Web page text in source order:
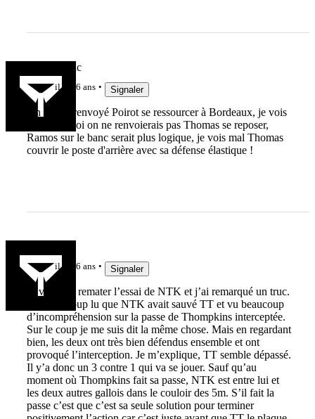
Noir&Blanc
il y a 6 ans Signaler
On a bien renvoyé Poirot se ressourcer à Bordeaux, je vois
pas pourquoi on ne renvoierais pas Thomas se reposer,
Ramos sur le banc serait plus logique, je vois mal Thomas
couvrir le poste d'arrière avec sa défense élastique !
il y a 6 ans Signaler
Je viens de remater l’essai de NTK et j’ai remarqué un truc.
J’ai beaucoup lu que NTK avait sauvé TT et vu beaucoup
d’incompréhension sur la passe de Thompkins interceptée.
Sur le coup je me suis dit la même chose. Mais en regardant
bien, les deux ont très bien défendus ensemble et ont
provoqué l’interception. Je m’explique, TT semble dépassé.
Il y’a donc un 3 contre 1 qui va se jouer. Sauf qu’au
moment où Thompkins fait sa passe, NTK est entre lui et
les deux autres gallois dans le couloir des 5m. S’il fait la
passe c’est que c’est sa seule solution pour terminer